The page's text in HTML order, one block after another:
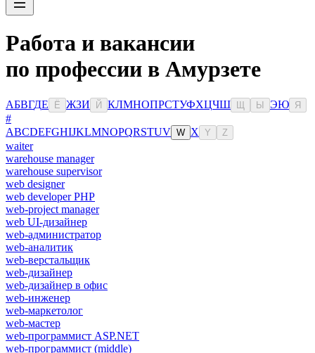
Работа и вакансии
по профессии в Амурзете
АБВГДЕ Ё ЖЗИ Й КЛМНОПРСТУФХЦЧШ Ы ЭЮ Я
#
ABCDEFGHIJKLMNOPQRSTUV W X Y Z
waiter
warehouse manager
warehouse supervisor
web designer
web developer PHP
web-project manager
web UI-дизайнер
web-администратор
web-аналитик
web-верстальщик
web-дизайнер
web-дизайнер в офис
web-инженер
web-маркетолог
web-мастер
web-программист ASP.NET
web-программист (middle)